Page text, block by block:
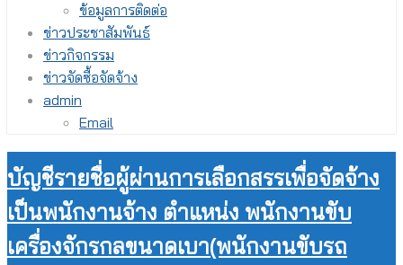
ข้อมูลการติดต่อ
ข่าวประชาสัมพันธ์
ข่าวกิจกรรม
ข่าวจัดซื้อจัดจ้าง
admin
Email
บัญชีรายชื่อผู้ผ่านการเลือกสรรเพื่อจัดจ้าง
เป็นพนักงานจ้าง ตำแหน่ง พนักงานขับ
เครื่องจักรกลขนาดเบา(พนักงานขับรถ